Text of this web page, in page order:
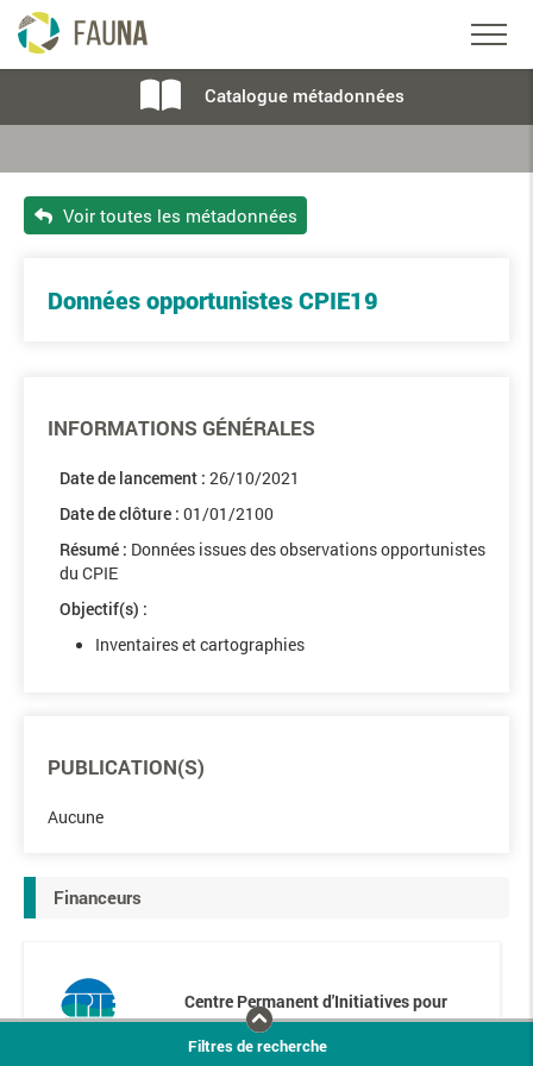
Catalogue métadonnées
Voir toutes les métadonnées
Données opportunistes CPIE19
INFORMATIONS GÉNÉRALES
Date de lancement : 26/10/2021
Date de clôture : 01/01/2100
Résumé : Données issues des observations opportunistes
du CPIE
Objectif(s) :
Inventaires et cartographies
PUBLICATION(S)
Aucune
Financeurs
Centre Permanent d'Initiatives pour
l'Environnement de la Corrèze
Filtres de recherche